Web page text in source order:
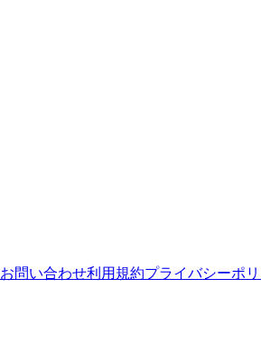
お問い合わせ利用規約プライバシーポ